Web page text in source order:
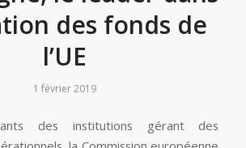
des fonds de
l’UE
1 février 2019
des institutions gérant des